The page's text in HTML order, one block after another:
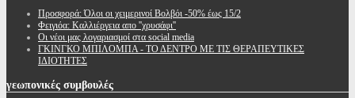
Προσφορά: Όλοι οι χειμερινοί Βολβόι -50% έως 15/2
Φειγιόα: Καλλιέργεια απο ''χρυσάφι''
Oι νέοι μας λογαριασμοί στα social media
ΓΚΙΝΓΚΟ ΜΠΙΛΟΜΠΑ - ΤΟ ΔΕΝΤΡΟ ΜΕ ΤΙΣ ΘΕΡΑΠΕΥΤΙΚΕΣ
ΙΔΙΟΤΗΤΕΣ
γεωπονικές συμβουλές